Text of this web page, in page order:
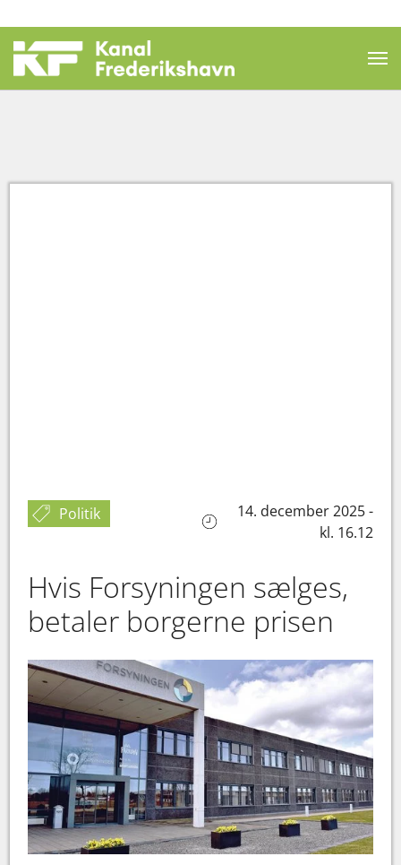
Politik
14. december 2025 -
kl. 16.12
Hvis Forsyningen sælges,
betaler borgerne prisen